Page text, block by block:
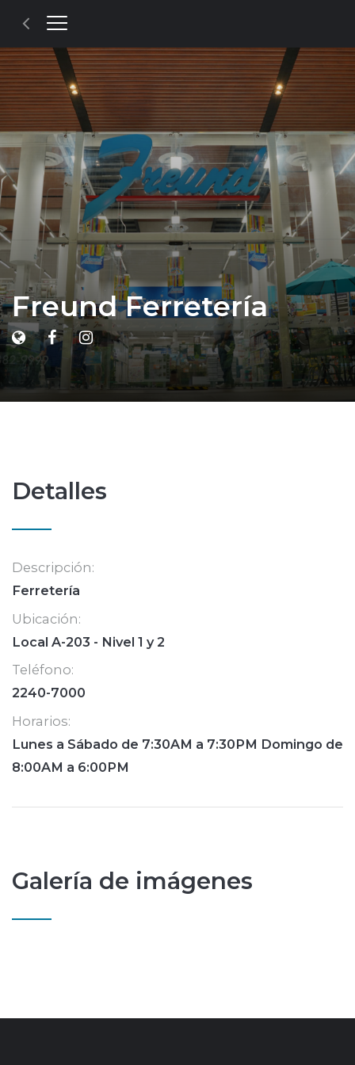
Freund Ferretería
Detalles
Descripción:
Ferretería
Ubicación:
Local A-203 - Nivel 1 y 2
Teléfono:
2240-7000
Horarios:
Lunes a Sábado de 7:30AM a 7:30PM Domingo de
8:00AM a 6:00PM
Galería de imágenes